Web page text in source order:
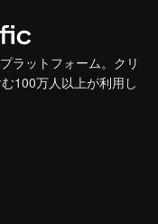
ラットフォーム。クリ
100万人以上が利用し